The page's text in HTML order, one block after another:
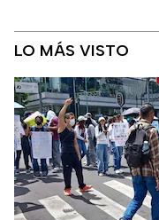
LO MÁS VISTO